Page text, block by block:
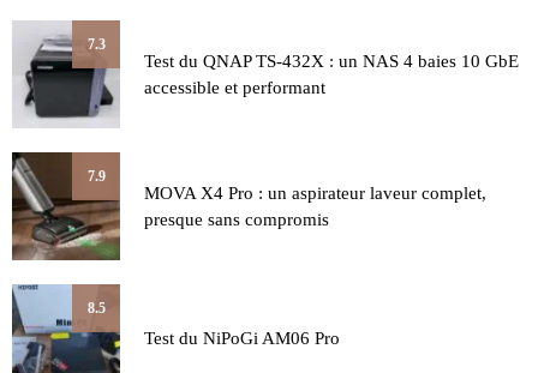
7.3
Test du QNAP TS-432X : un NAS 4 baies 10 GbE
accessible et performant
7.9
MOVA X4 Pro : un aspirateur laveur complet,
presque sans compromis
8.5
Test du NiPoGi AM06 Pro